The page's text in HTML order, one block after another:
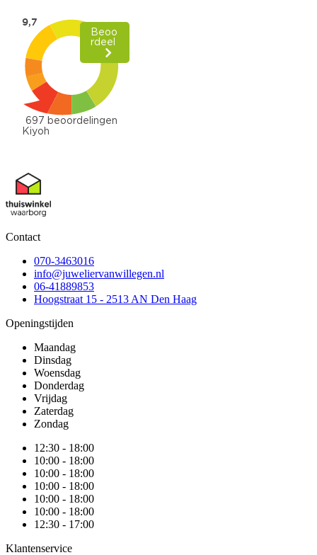
Contact
070-3463016
info@juweliervanwillegen.nl
06-41889853
Hoogstraat 15 - 2513 AN Den Haag
Openingstijden
Maandag
Dinsdag
Woensdag
Donderdag
Vrijdag
Zaterdag
Zondag
12:30 - 18:00
10:00 - 18:00
10:00 - 18:00
10:00 - 18:00
10:00 - 18:00
10:00 - 18:00
12:30 - 17:00
Klantenservice